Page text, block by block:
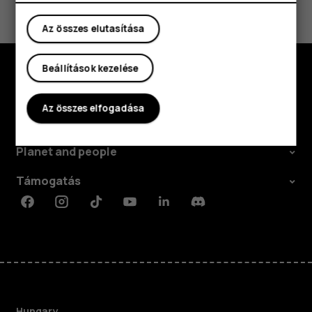
Igen Nem
Fedezd fel
Rólunk
Planet and people
Támogatás
FacebookInstagramTiktokYoutubeLinkedinDiscord
Az összes elutasítása
Beállítások kezelése
Az összes elfogadása